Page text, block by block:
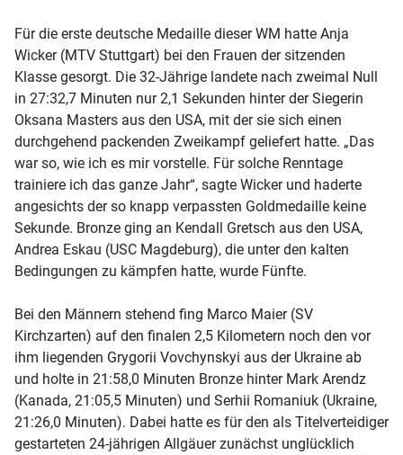
Für die erste deutsche Medaille dieser WM hatte Anja
Wicker (MTV Stuttgart) bei den Frauen der sitzenden
Klasse gesorgt. Die 32-Jährige landete nach zweimal Null
in 27:32,7 Minuten nur 2,1 Sekunden hinter der Siegerin
Oksana Masters aus den USA, mit der sie sich einen
durchgehend packenden Zweikampf geliefert hatte. „Das
war so, wie ich es mir vorstelle. Für solche Renntage
trainiere ich das ganze Jahr“, sagte Wicker und haderte
angesichts der so knapp verpassten Goldmedaille keine
Sekunde. Bronze ging an Kendall Gretsch aus den USA,
Andrea Eskau (USC Magdeburg), die unter den kalten
Bedingungen zu kämpfen hatte, wurde Fünfte.
Bei den Männern stehend fing Marco Maier (SV
Kirchzarten) auf den finalen 2,5 Kilometern noch den vor
ihm liegenden Grygorii Vovchynskyi aus der Ukraine ab
und holte in 21:58,0 Minuten Bronze hinter Mark Arendz
(Kanada, 21:05,5 Minuten) und Serhii Romaniuk (Ukraine,
21:26,0 Minuten). Dabei hatte es für den als Titelverteidiger
gestarteten 24-jährigen Allgäuer zunächst unglücklich